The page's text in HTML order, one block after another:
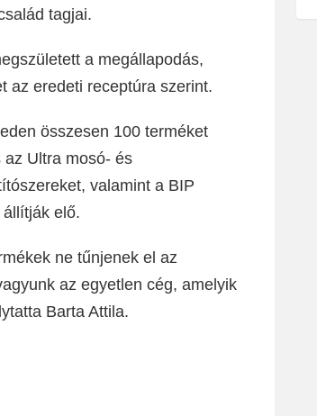
tagjai.
a megállapodás,
az eredeti receptúra szerint.
összesen 100 terméket
az Ultra mosó- és
valamint a BIP
elő.
ne tűnjenek el az
az egyetlen cég, amelyik
Barta Attila.